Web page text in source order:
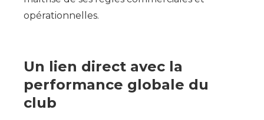
opérationnelles.
Un lien direct avec la
performance globale du
club